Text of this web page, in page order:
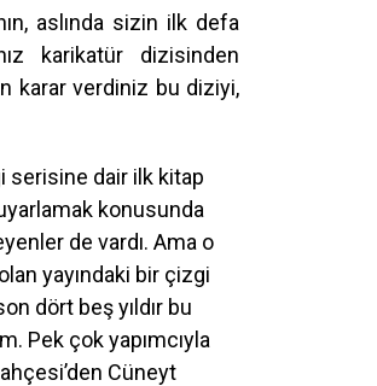
aslında sizin ilk defa
karikatür dizisinden
karar verdiniz bu diziyi,
serisine dair ilk kitap
konusunda
de vardı. Ama o
yayındaki bir çizgi
dört beş yıldır bu
Pek çok yapımcıyla
Cüneyt